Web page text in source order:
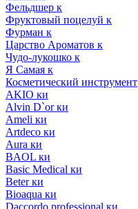
Фельдшер к
Фруктовый поцелуй к
Фурман к
Царство Ароматов к
Чудо-лукошко к
Я Самая к
Косметический инструмент
AKIO ки
Alvin D`or ки
Ameli ки
Artdeco ки
Aura ки
BAOL ки
Basic Medical ки
Beter ки
Bioaqua ки
Daccordo professional ки